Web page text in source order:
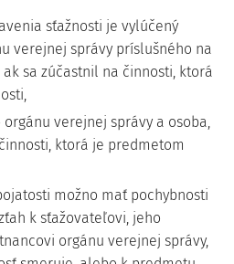
sťažnosti je vylúčený
verejnej správy príslušného na
sa zúčastnil na činnosti, ktorá
verejnej správy a osoba,
ktorá je predmetom
možno mať pochybnosti
k sťažovateľovi, jeho
orgánu verejnej správy,